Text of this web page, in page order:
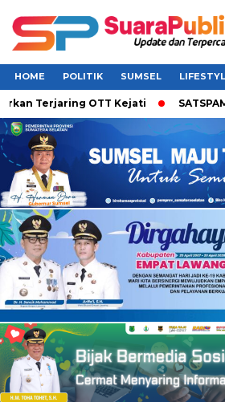
HOME POLITIK SUMSEL
OTT Kejati SATSPAM+